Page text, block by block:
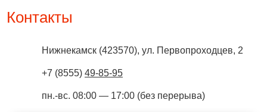
Контакты
Нижнекамск (423570), ул. Первопроходцев, 2
+7 (8555) 49-85-95
пн.-вс. 08:00 — 17:00 (без перерыва)